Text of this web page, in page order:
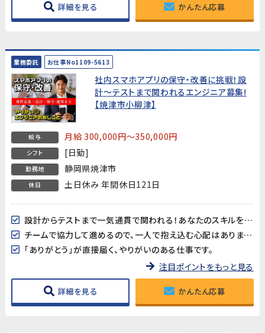
詳細を見る かんたん応募
業務委託 お仕事No1109-5613
社内スマホアプリの保守・改善に挑戦！設
計～テストまで関われるエンジニア募集!
【焼津市小柳津】
給与 月給 300,000円～350,000円
シフト [日勤]
勤務地 静岡県焼津市
休日 土日休み 年間休日121日
設計からテストまで一気通貫で関われる！あなたのスキルをフルに活かせます。
チームで協力して進めるので、一人で抱え込む心配はありません。
「ありがとう」が直接届く、やりがいのある仕事です。
注目ポイントをもっと見る
詳細を見る かんたん応募